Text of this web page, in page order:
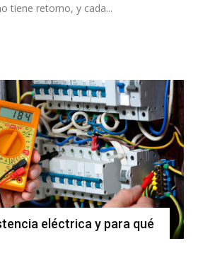
tiene retorno, y cada...
eléctrica y para qué